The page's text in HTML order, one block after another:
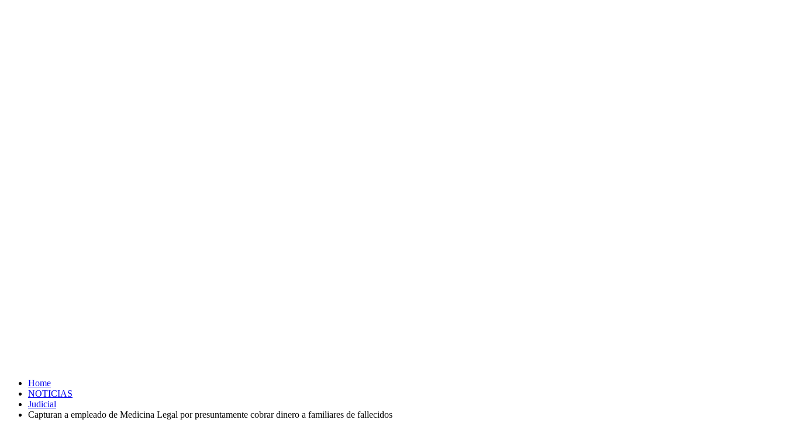
Home
NOTICIAS
Judicial
Capturan a empleado de Medicina Legal por presuntamente cobrar dinero a familiares de fallecidos